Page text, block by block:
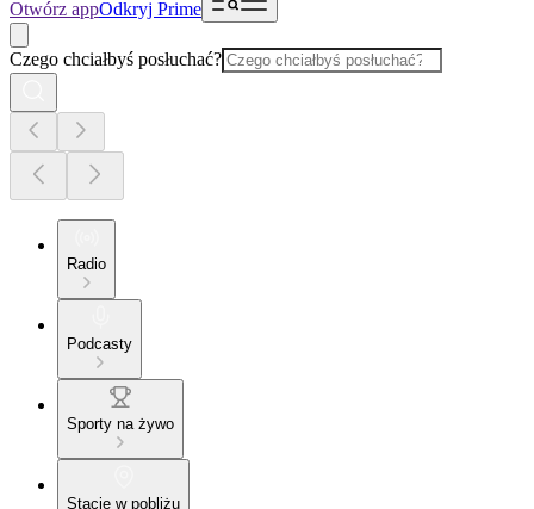
Otwórz appOdkryj Prime
Czego chciałbyś posłuchać?
Radio
Podcasty
Sporty na żywo
Stacje w pobliżu